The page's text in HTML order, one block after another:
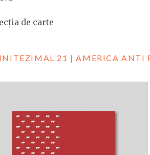
de carte
21 | AMERICA ANTI